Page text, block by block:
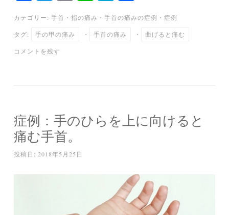
bo
ok
tte
r
ail en
a
カテゴリー: 手首・指の痛み ・ 手首の痛みの症例 ・ 症例
タグ: 手の甲の痛み ・ 手首の痛み ・ 曲げると痛む
コメントを残す
症例：手のひらを上に向けると
痛む手首。
投稿日: 2018年5月25日